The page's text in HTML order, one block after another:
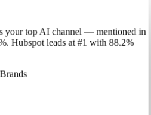
your top AI channel — mentioned in
. Hubspotleads at #1 with 88.2%